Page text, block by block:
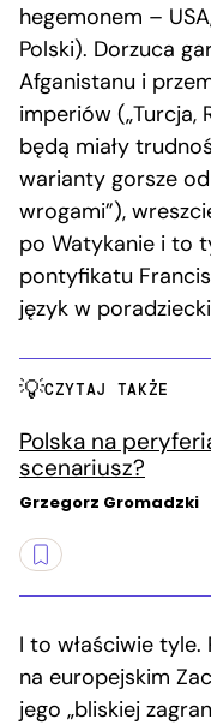
hegemonem –
Polski). Dorzuca
Afganistanu i
imperiów („Turcja,
będą miały
warianty gorsze
wrogami”),
po Watykanie i to
pontyfikatu
język w
CZYTAJ TAKŻE
Polska na
scenariusz?
Grzegorz Gromadzki
I to właściwie tyle.
na europejskim
jego „bliskiej